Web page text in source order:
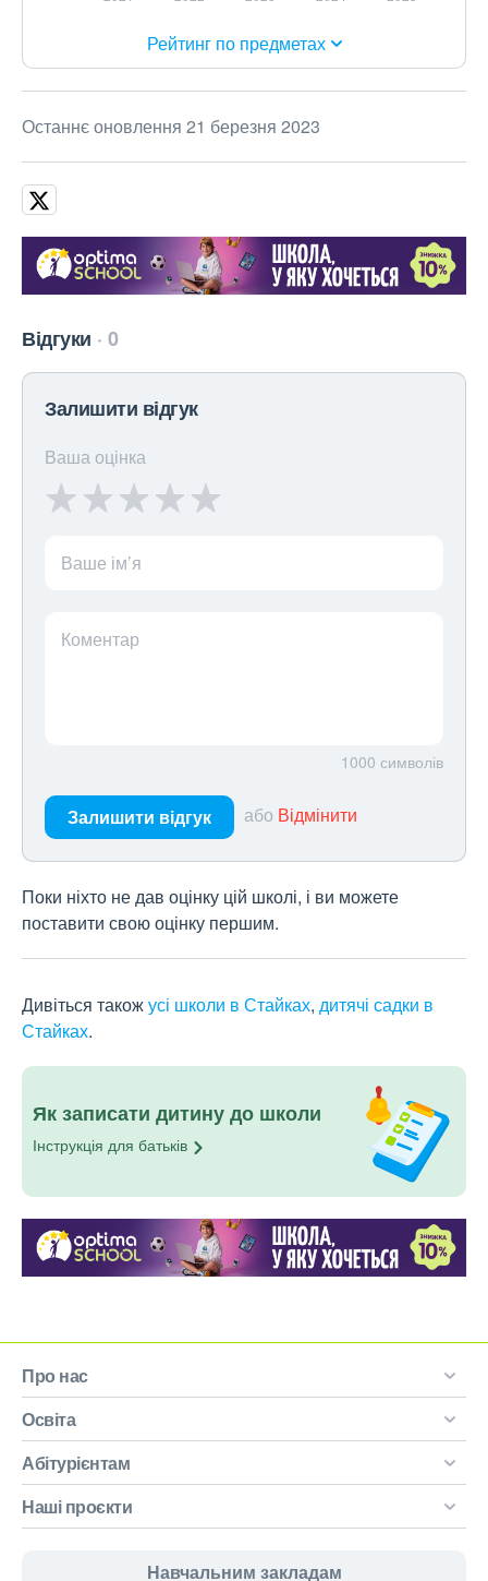
Рейтинг по предметах
Останнє оновлення 21 березня 2023
Відгуки 0
Залишити відгук
Ваша оцінка
Ваше ім’я
Коментар
1000 символів
Залишити відгук або Відмінити
Поки ніхто не дав оцінку цій школі, і ви можете
поставити свою оцінку першим.
Дивіться такожусі школи в Стайках, дитячі садки в
Стайках.
Як записати дитину до школи
Інструкція для батьків
Про нас
Освіта
Абітурієнтам
Наші проєкти
Навчальним закладам